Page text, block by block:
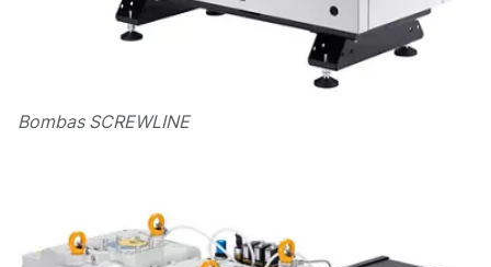
Bombas SCREWLINE